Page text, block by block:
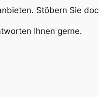
Stöbern Sie
Ihnen gerne.